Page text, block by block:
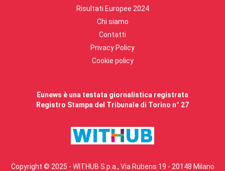
Risultati Europee 2024
Chi siamo
Contatti
Privacy Policy
Cookie policy
Eunews è una testata giornalistica registrata
Registro Stampa del Tribunale di Torino n° 27
Copyright © 2025 - WITHUB S.p.a., Via Rubens 19 - 20148 Milano